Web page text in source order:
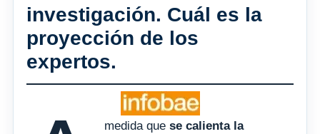
investigación. Cuál es la
proyección de los
expertos.
medida quese calienta la